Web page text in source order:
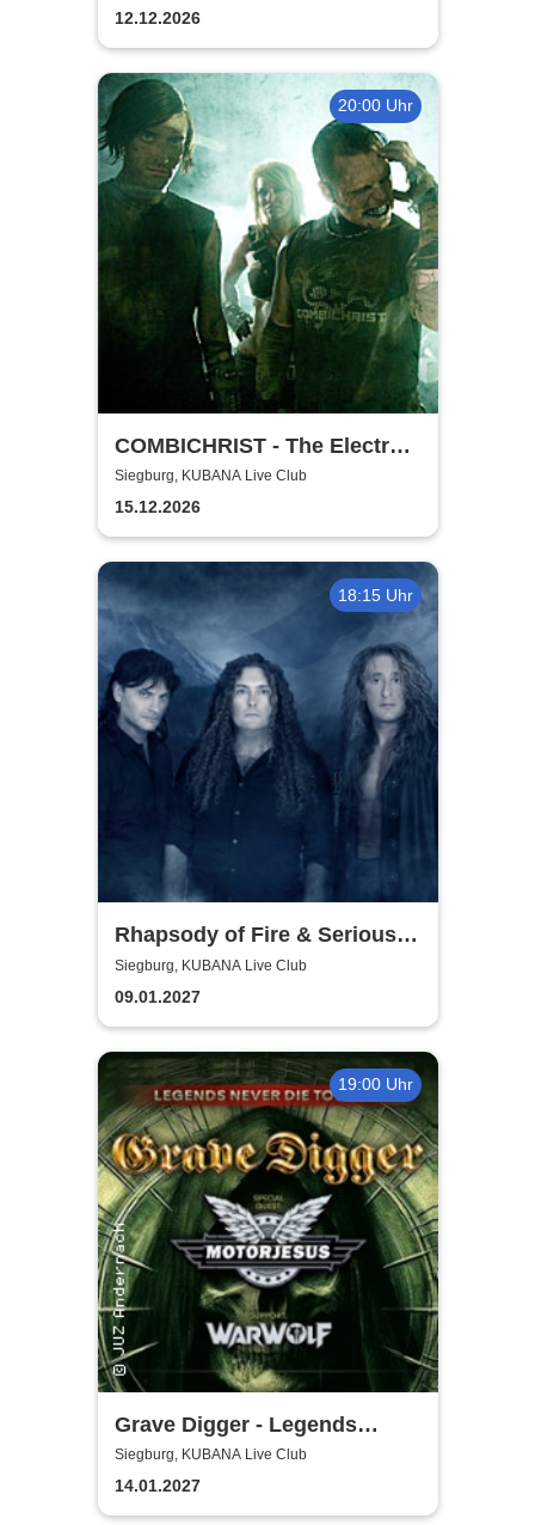
12.12.2026
20:00 Uhr
COMBICHRIST - The Electro
Combichristmas Tour 2026
Siegburg, KUBANA Live Club
15.12.2026
18:15 Uhr
Rhapsody of Fire & Serious
Black - Motocultor Tour 2027
Siegburg, KUBANA Live Club
09.01.2027
19:00 Uhr
Grave Digger - Legends
Never Die Tour '27
Siegburg, KUBANA Live Club
14.01.2027